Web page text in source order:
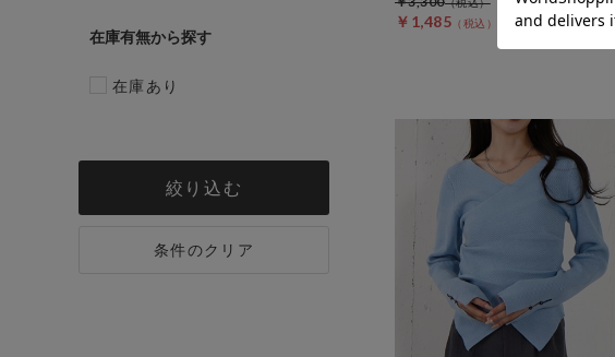
在庫有無
在庫あり
絞り込む
条件のクリア
￥1,485 55％OFF